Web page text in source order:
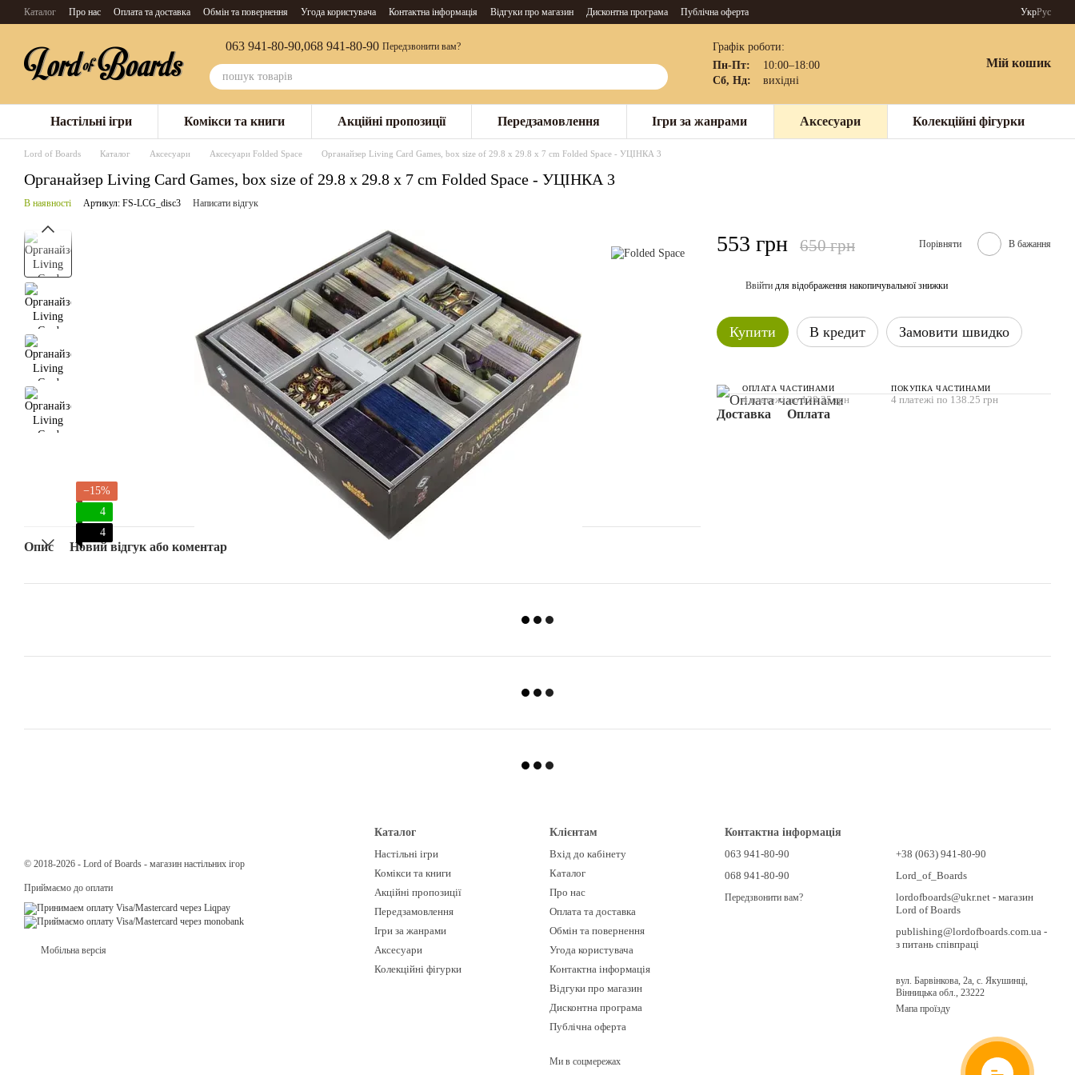
Перейти до основного контенту
Каталог Про нас Оплата та доставка Обмін та повернення Угода користувача Контактна інформація Відгуки про магазин Дисконтна програма Публічна оферта УкрРус
063 941-80-90,068 941-80-90 Передзвонити вам?
Графік роботи:
Пн-Пт:
10:00–18:00
Сб, Нд:
вихідні
Мій кошик
Настільні ігри Комікси та книги Акційні пропозиції Передзамовлення Ігри за жанрами Аксесуари Колекційні фігурки
Lord of Boards Каталог Аксесуари Аксесуари Folded Space Органайзер Living Card Games, box size of 29.8 x 29.8 x 7 cm Folded Space - УЦІНКА 3
Органайзер Living Card Games, box size of 29.8 x 29.8 x 7 cm Folded Space - УЦІНКА 3
В наявності Артикул: FS-LCG_disc3 Написати відгук
−15%
4
4
Опис Новий відгук або коментар
553 грн 650 грн Порівняти В бажання
Ввійти для відображення накопичувальної знижки
Купити В кредит Замовити швидко
ОПЛАТА ЧАСТИНАМИ
4 платежі по 138.25 грн
ПОКУПКА ЧАСТИНАМИ
4 платежі по 138.25 грн
Доставка Оплата
© 2018-2026 - Lord of Boards - магазин настільних ігор
Приймаємо до оплати
Мобільна версія
Каталог
Настільні ігри
Комікси та книги
Акційні пропозиції
Передзамовлення
Ігри за жанрами
Аксесуари
Колекційні фігурки
Клієнтам
Вхід до кабінету
Каталог
Про нас
Оплата та доставка
Обмін та повернення
Угода користувача
Контактна інформація
Відгуки про магазин
Дисконтна програма
Публічна оферта
Ми в соцмережах
Контактна інформація
063 941-80-90
068 941-80-90
Передзвонити вам?
+38 (063) 941-80-90
Lord_of_Boards
lordofboards@ukr.net - магазин
Lord of Boards
publishing@lordofboards.com.ua -
з питань співпраці
вул. Барвінкова, 2а, с. Якушинці,
Вінницька обл., 23222
Мапа проїзду